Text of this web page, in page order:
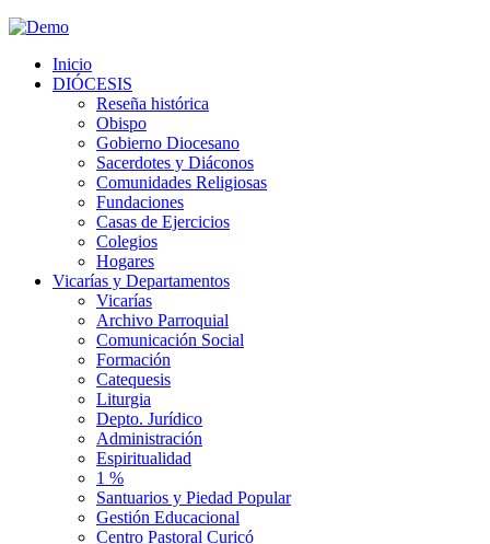
Inicio
DIÓCESIS
Reseña histórica
Obispo
Gobierno Diocesano
Sacerdotes y Diáconos
Comunidades Religiosas
Fundaciones
Casas de Ejercicios
Colegios
Hogares
Vicarías y Departamentos
Vicarías
Archivo Parroquial
Comunicación Social
Formación
Catequesis
Liturgia
Depto. Jurídico
Administración
Espiritualidad
1 %
Santuarios y Piedad Popular
Gestión Educacional
Centro Pastoral Curicó